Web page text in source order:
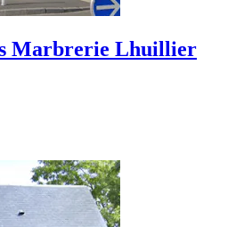
Marbrerie Lhuillier